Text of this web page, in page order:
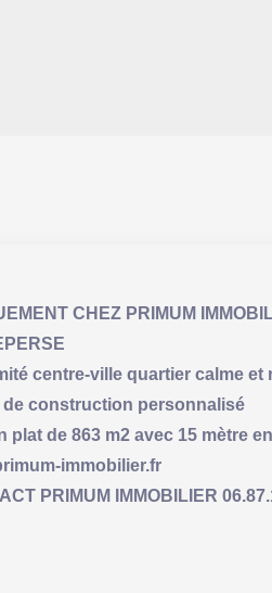
CHEZ PRIMUM
centre-ville quartier calme et
de construction personnalisé
plat de 863 m2 avec 15 mètre
immobilier.fr
PRIMUM IMMOBILIER